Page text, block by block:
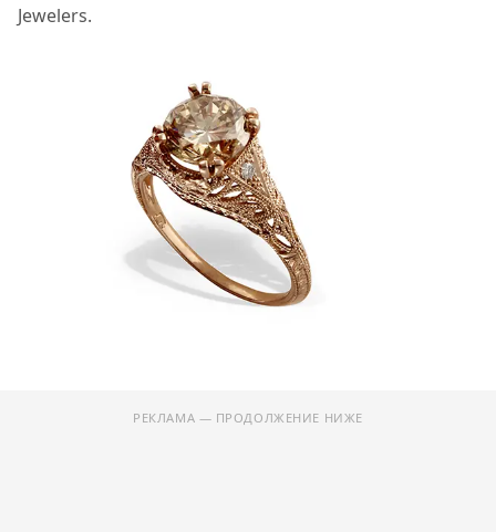
Jewelers.
РЕКЛАМА — ПРОДОЛЖЕНИЕ НИЖЕ